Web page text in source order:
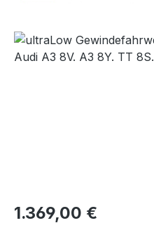
Bildergalerie überspringen
Regulärer Preis:
1.369,00 €